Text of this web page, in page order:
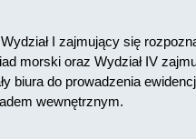
I zajmujący się
morski oraz Wydział IV
biura do prowadzenia
wewnętrznym.